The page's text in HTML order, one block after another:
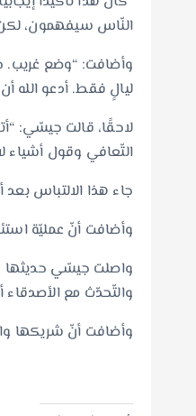
النّاس سيفهمون، لكن
وأضافت: “وضع غريب.
ليالٍ فقط. أدعو الله
لاحقًا، قالت جيسّي:
التّعافي وقول
جاء هذا الالتباس
وأضافت أنّ عمليّة
والتّحدّث مع
وأضافت أنّ شريكها